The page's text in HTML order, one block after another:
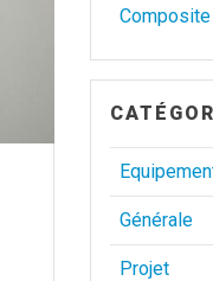
Générale
Projet